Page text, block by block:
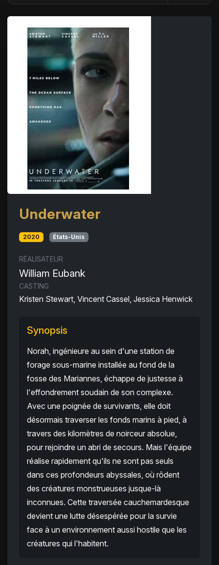
Underwater
2020 États-Unis
RÉALISATEUR
William Eubank
CASTING
Kristen Stewart, Vincent Cassel, Jessica Henwick
Synopsis
Norah, ingénieure au sein d'une station de
forage sous-marine installée au fond de la
fosse des Mariannes, échappe de justesse à
l'effondrement soudain de son complexe.
Avec une poignée de survivants, elle doit
désormais traverser les fonds marins à pied, à
travers des kilomètres de noirceur absolue,
pour rejoindre un abri de secours. Mais l'équipe
réalise rapidement qu'ils ne sont pas seuls
dans ces profondeurs abyssales, où rôdent
des créatures monstrueuses jusque-là
inconnues. Cette traversée cauchemardesque
devient une lutte désespérée pour la survie
face à un environnement aussi hostile que les
créatures qui l'habitent.